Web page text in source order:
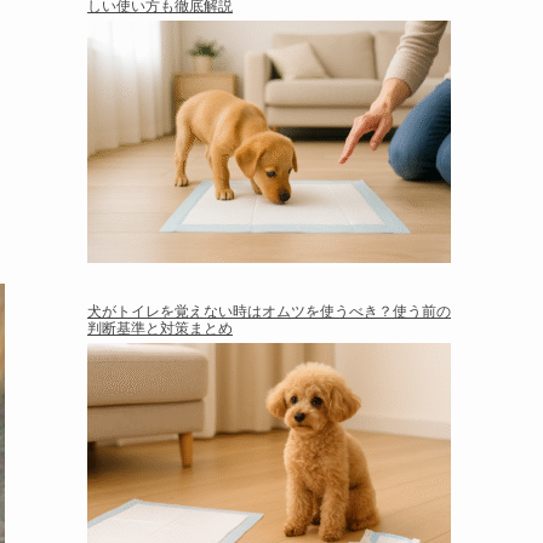
しい使い方も徹底解説
犬がトイレを覚えない時はオムツを使うべき？使う前の
判断基準と対策まとめ